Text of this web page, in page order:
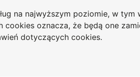
na najwyższym poziomie, w
oznacza, że będą one
dotyczących cookies.
serwisu